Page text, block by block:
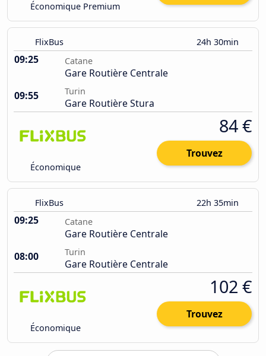
Économique Premium
FlixBus 24h 30min
09:25 Catane
Gare Routière Centrale
09:55
Turin
Gare Routière Stura
Économique
84 €
Trouvez
FlixBus 22h 35min
09:25 Catane
Gare Routière Centrale
08:00
Turin
Gare Routière Centrale
Économique
102 €
Trouvez